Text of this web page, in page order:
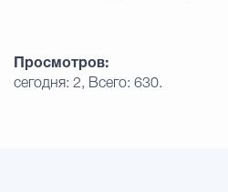
Просмотров:
сегодня: 2, Всего: 630.